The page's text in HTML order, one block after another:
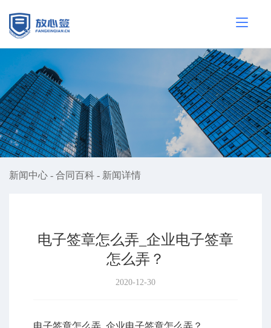
新闻中心 - 合同百科 - 新闻详情
电子签章怎么弄_企业电子签章
怎么弄？
2020-12-30
电子签章怎么弄_企业电子签章怎么弄？